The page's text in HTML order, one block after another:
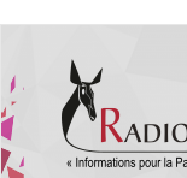
contenu
principal